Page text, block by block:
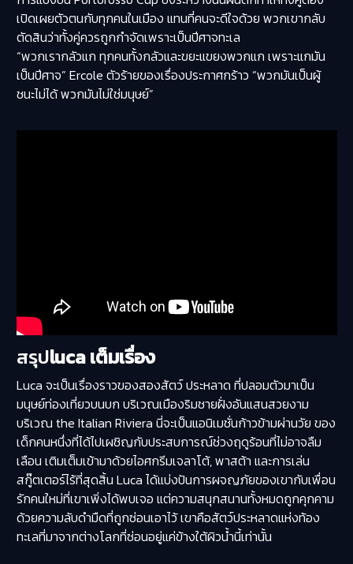
เปิดเผยตัวตนกับทุกคนในเมือง แทนที่คนจะดีใจด้วย พวกเขากลับ
ตัดสินว่าทั้งคู่ควรถูกกำจัดเพราะเป็นปีศาจทะเล
“พวกเรากลัวแก ทุกคนทั้งกลัวและขยะแขยงพวกแก เพราะแกมัน
เป็นปีศาจ” Ercole ตัวร้ายของเรื่องประกาศกร้าว “พวกมันเป็นผู้
ชนะไม่ได้ พวกมันไม่ใช่มนุษย์”
สรุปluca เต็มเรื่อง
Luca จะเป็นเรื่องราวของสองสัตว์​ ประหลาด ที่ปลอมตัวมาเป็น
มนุษย์ท่องเที่ยวบนบก บริเวณเมืองริมชายฝั่งอันแสนสวยงาม
บริเวณ the Italian Riviera นี่จะเป็นแอนิเมชั่นก้าวข้ามผ่านวัย ของ
เด็กคนหนึ่งที่ได้ไปเผชิญกับประสบการณ์ช่วงฤดูร้อนที่ไม่อาจลืม
เลือน เติมเต็มเข้ามาด้วยไอศกรีมเจลาโต้, พาสต้า และการเล่น
สกู๊ตเตอร์ไร้ที่สุดสิ้น Luca ได้แบ่งปันการผจญภัยของเขากับเพื่อน
รักคนใหม่ที่เขาเพิ่งได้พบเจอ แต่ความสนุกสนานทั้งหมดถูกคุกคาม
ด้วยความลับดำมืดที่ถูกซ่อนเอาไว้ เขาคือสัตว์ประหลาดแห่งท้อง
ทะเลที่มาจากต่างโลกที่ซ่อนอยู่แค่ข้างใต้ผิวน้ำนี้เท่านั้น